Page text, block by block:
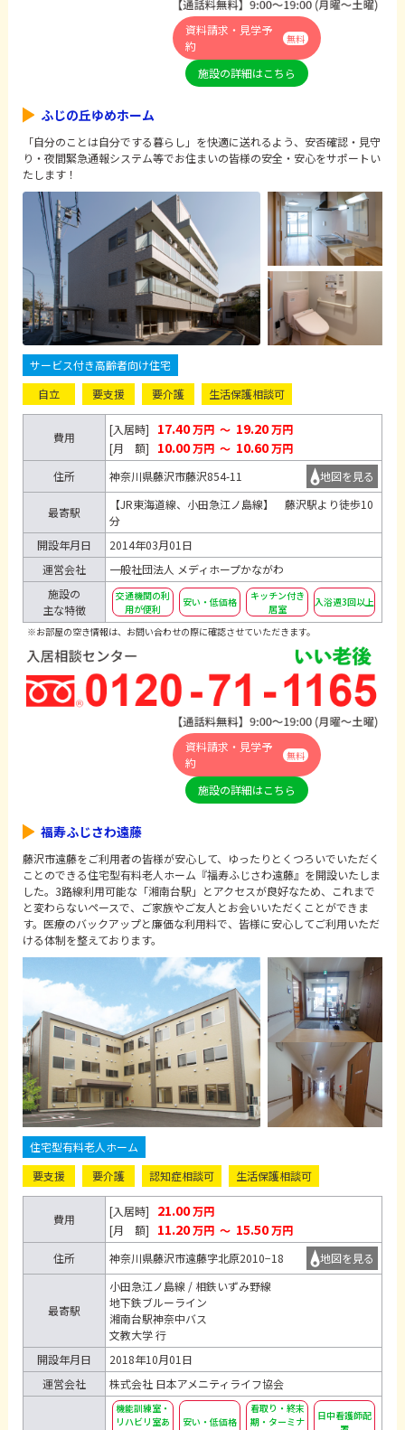
資料請求・見学予
約
無料
施設の詳細はこちら
ふじの丘ゆめホーム
「自分のことは自分でする暮らし」を快適に送れるよう、安否確認・見守
り・夜間緊急通報システム等でお住まいの皆様の安全・安心をサポートい
たします！
サービス付き高齢者向け住宅
自立
要支援 要介護 生活保護相談可
費用
[入居時] 17.40万円 ～ 19.20万円
[月 額]
10.00万円 ～ 10.60万円
住所
神奈川県藤沢市藤沢854-11 地図を見る
最寄駅
【JR東海道線、小田急江ノ島線】 藤沢駅より徒歩10
分
開設年月日
2014年03月01日
運営会社
一般社団法人 メディホープかながわ
施設の
主な特徴
交通機関の利
用が便利
安い・低価格
キッチン付き
居室
入浴週3回以上
※お部屋の空き情報は、お問い合わせの際に確認させていただきます。
資料請求・見学予
約
無料
施設の詳細はこちら
福寿ふじさわ遠藤
藤沢市遠藤をご利用者の皆様が安心して、ゆったりとくつろいでいただく
ことのできる住宅型有料老人ホーム『福寿ふじさわ遠藤』を開設いたしま
した。3路線利用可能な「湘南台駅」とアクセスが良好なため、これまで
と変わらないペースで、ご家族やご友人とお会いいただくことができま
す。医療のバックアップと廉価な利用料で、皆様に安心してご利用いただ
ける体制を整えております。
住宅型有料老人ホーム
要支援
要介護 認知症相談可 生活保護相談可
費用
[入居時] 21.00万円
[月 額]
11.20万円 ～ 15.50万円
住所
神奈川県藤沢市遠藤字北原2010−18 地図を見る
最寄駅
小田急江ノ島線 / 相鉄いずみ野線
地下鉄ブルーライン
湘南台駅神奈中バス
文教大学 行
開設年月日
2018年10月01日
運営会社
株式会社 日本アメニティライフ協会
機能訓練室・
リハビリ室あ
安い・低価格
看取り・終末
期・ターミナ
日中看護師配